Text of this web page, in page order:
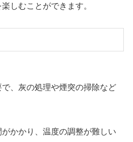
しむことができます。
、灰の処理や煙突の掃除など
かかり、温度の調整が難しい